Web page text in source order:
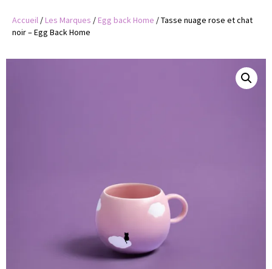
Accueil /Les Marques /Egg back Home / Tasse nuage rose et chat
noir – Egg Back Home